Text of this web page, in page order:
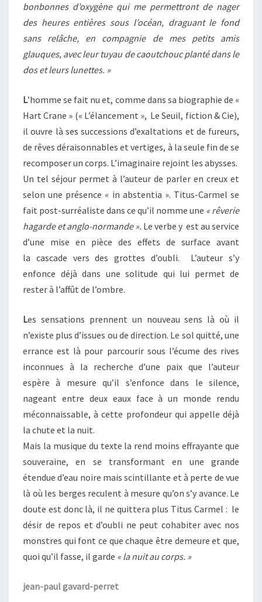
bonbonnes d’oxygène qui me permettront de nager
des heures entières sous l’océan, draguant le fond
sans relâche, en compagnie de mes petits amis
glauques, avec leur tuyau de caoutchouc planté dans le
dos et leurs lunettes. »
L’homme se fait nu et, comme dans sa biographie de «
Hart Crane » (« L’élancement », Le Seuil, fiction & Cie),
il ouvre là ses successions d’exaltations et de fureurs,
de rêves déraisonnables et vertiges, à la seule fin de se
recomposer un corps. L’imaginaire rejoint les abysses.
Un tel séjour permet à l’auteur de parler en creux et
selon une présence « in abstentia ». Titus-Carmel se
fait post-surréaliste dans ce qu’il nomme une « rêverie
hagarde et anglo-normande ». Le verbe y est au service
d’une mise en pièce des effets de surface avant
la cascade vers des grottes d’oubli. L’auteur s’y
enfonce déjà dans une solitude qui lui permet de
rester à l’affût de l’ombre.
Les sensations prennent un nouveau sens là où il
n’existe plus d’issues ou de direction. Le sol quitté, une
errance est là pour parcourir sous l’écume des rives
inconnues à la recherche d’une paix que l’auteur
espère à mesure qu’il s’enfonce dans le silence,
nageant entre deux eaux face à un monde rendu
méconnaissable, à cette profondeur qui appelle déjà
la chute et la nuit.
Mais la musique du texte la rend moins effrayante que
souveraine, en se transformant en une grande
étendue d’eau noire mais scintillante et à perte de vue
là où les berges reculent à mesure qu’on s’y avance. Le
doute est donc là, il ne quittera plus Titus Carmel : le
désir de repos et d’oubli ne peut cohabiter avec nos
monstres qui font ce que chaque être demeure et que,
quoi qu’il fasse, il garde « la nuit au corps. »
jean-paul gavard-perret